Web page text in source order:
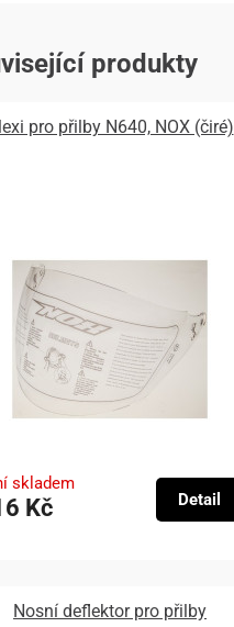
produkty
pro přilby N640, NOX (čiré)
skladem
Kč Detail
Nosní deflektor pro přilby